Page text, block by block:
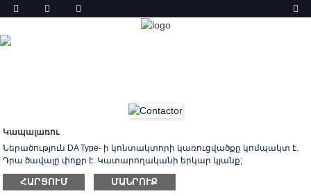
ԱՐՏԱԴՐԱՆՔ
Կապալառու
Ներածություն DA Type- ի կոնտակտորի կառուցվածքը կոմպակտ է.
Դրա ծավալը փոքր է. Կատարողականի երկար կյանք;
աշխատանքային կայունություն և հուսալիություն. Տեղադրումը
հեշտ սպասարկում է: Այն հիմնականում կիրառվում է
ՀԱՐՑՈՒՄ ՄԱՆՐՈՒՔ